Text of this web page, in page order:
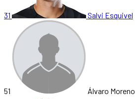
31 Salvi Esquivel
51 Álvaro Moreno